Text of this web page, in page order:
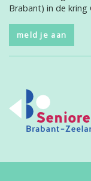
Brabant) in de kring
meld je aan